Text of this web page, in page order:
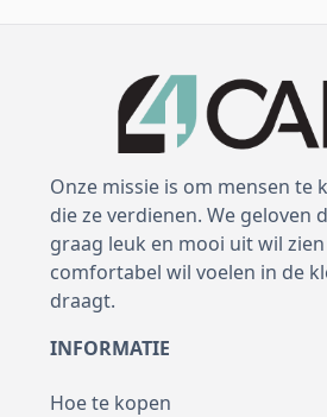
Onze missie is om mensen te
die ze verdienen. We geloven
graag leuk en mooi uit wil
comfortabel wil voelen in de
draagt.
INFORMATIE
Hoe te kopen